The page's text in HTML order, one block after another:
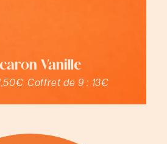
Vanille
Coffret de 9 : 13€